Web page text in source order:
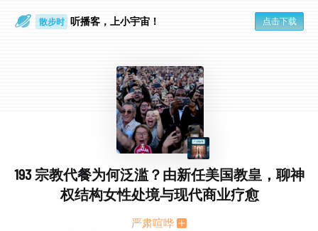
散步时 听播客，上小宇宙！ 点击下载
193 宗教代餐为何泛滥？由新任美国教皇，聊神
权结构女性处境与现代商业疗愈
严肃喧哗